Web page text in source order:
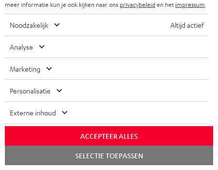
meer informatie kun je ook kijken naar ons privacybeleiden het impressum
Noodzakelijk Altijd actief
Analyse
Marketing
Personalisatie
Externe inhoud
ACCEPTEER ALLES
SELECTIE TOEPASSEN